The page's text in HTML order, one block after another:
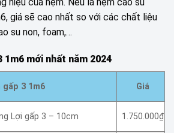
giá sẽ cao nhất so với các chất liệu
su non, foam,…
1m6 mới nhất năm 2024
gấp 3 1m6 Giá
Lợi gấp 3 – 10cm 1.750.000₫